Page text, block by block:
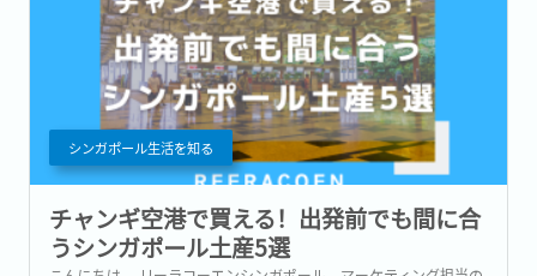
シンガポール生活を知る
チャンギ空港で買える！出発前でも間に合
うシンガポール土産5選